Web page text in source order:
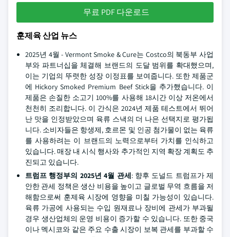
무료 PDF 다운로드
훈제육 산업 뉴스
2025년 4월 - Vermont Smoke & Cure는 Costco의 북동부 사업
부와 파트너십을 체결해 브랜드의 도달 범위를 확대했으며,
이는 기업의 뚜렷한 성장 이정표를 보여줍니다. 또한 제품군
에 Hickory Smoked Premium Beef Stick을 추가했습니다. 이
제품은 손질한 소고기 100%를 사용해 18시간 이상 저온에서
천천히 조리합니다. 이 간식은 2024년 제품 테스트에서 뛰어
난 맛을 인정받았으며 육류 스낵의 더 나은 선택지로 평가됩
니다. 소비자들은 항생제, 호르몬 및 인공 첨가물이 없는 육류
를 사용하려는 이 브랜드의 노력으로부터 가치를 인식하고
있습니다. 매장 내 시식 행사와 추가적인 지역 확장 계획도 추
진되고 있습니다.
트럼프 행정부의 2025년 4월 관세: 향후 도널드 트럼프가 제
안한 관세 정책은 생산 비용을 높이고 글로벌 무역 흐름을 저
해함으로써 훈제육 시장에 영향을 미칠 가능성이 있습니다.
육류 가공에 사용되는 수입 원재료나 장비에 관세가 부과될
경우 생산업체의 운영 비용이 증가할 수 있습니다. 또한 중국
이나 멕시코와 같은 주요 수출 시장이 보복 관세를 부과할 수